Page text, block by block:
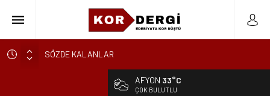
SÖZDE KALANLAR
LEYLA, AŞKIN ÖZNESİDİR
YIKILMAYAN GENÇLİK
AFYON 33°C
ÇOK BULUTLU